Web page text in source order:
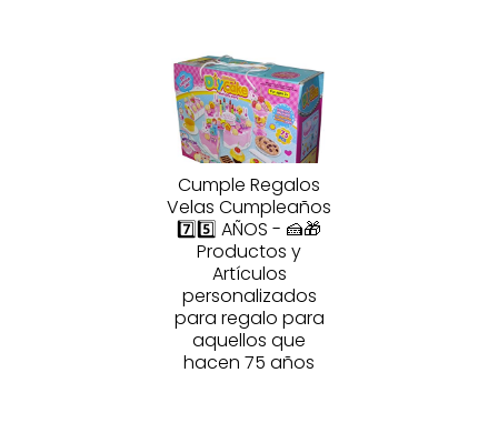
Cumple Regalos
Velas Cumpleaños
7️⃣5️⃣ AÑOS - 🍰🎁
Productos y
Artículos
personalizados
para regalo para
aquellos que
hacen 75 años